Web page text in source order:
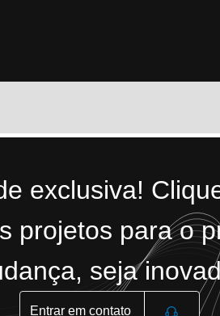
exclusiva!
projetos para o
seja
Entrar em contato